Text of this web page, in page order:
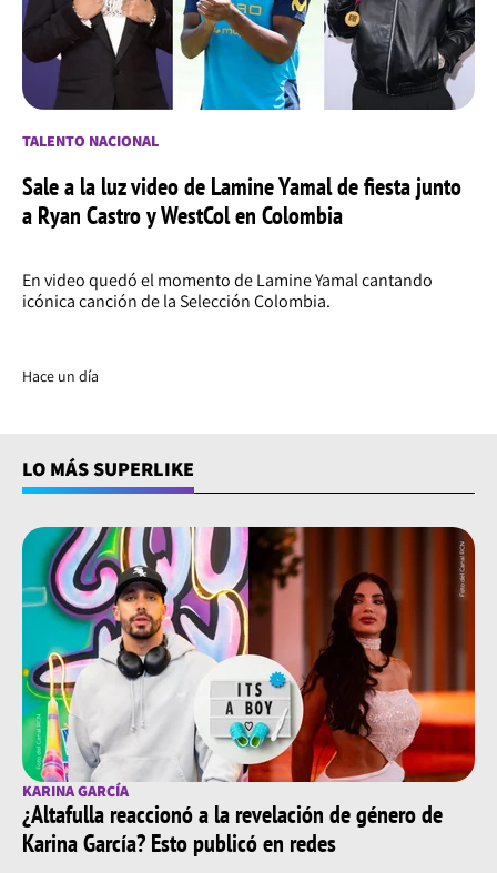
TALENTO NACIONAL
Sale a la luz video de Lamine Yamal de fiesta junto
a Ryan Castro y WestCol en Colombia
En video quedó el momento de Lamine Yamal cantando
icónica canción de la Selección Colombia.
Hace un día
LO MÁS SUPERLIKE
KARINA GARCÍA
¿Altafulla reaccionó a la revelación de género de
Karina García? Esto publicó en redes